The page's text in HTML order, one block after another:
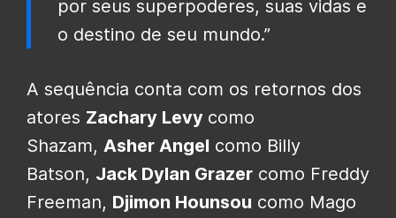
por seus superpoderes, suas vidas e
o destino de seu mundo.”
A sequência conta com os retornos dos
atores Zachary Levy como
Shazam, Asher Angel como Billy
Batson, Jack Dylan Grazer como Freddy
Freeman, Djimon Hounsou como Mago